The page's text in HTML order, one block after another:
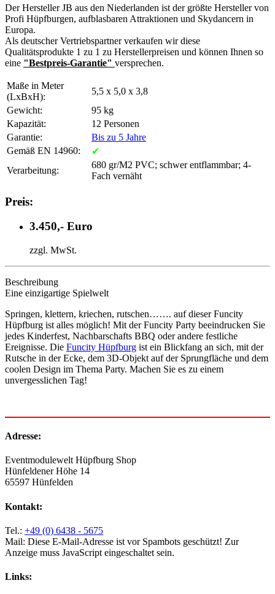
Der Hersteller JB aus den Niederlanden ist der größte Hersteller von
Profi Hüpfburgen, aufblasbaren Attraktionen und Skydancern in
Europa.
Als deutscher Vertriebspartner verkaufen wir diese
Qualitätsprodukte 1 zu 1 zu Herstellerpreisen und können Ihnen so
eine "Bestpreis-Garantie" versprechen.
Maße in Meter
(LxBxH):
5,5 x 5,0 x 3,8
Gewicht:
95 kg
Kapazität:
12 Personen
Garantie:
Bis zu 5 Jahre
Gemäß EN 14960:
✔
Verarbeitung:
680 gr/M2 PVC; schwer entflammbar; 4-
Fach vernäht
Preis:
3.450,- Euro
zzgl. MwSt.
Beschreibung
Eine einzigartige Spielwelt
Springen, klettern, kriechen, rutschen……. auf dieser Funcity
Hüpfburg ist alles möglich! Mit der Funcity Party beeindrucken Sie
jedes Kinderfest, Nachbarschafts BBQ oder andere festliche
Ereignisse. Die Funcity Hüpfburg ist ein Blickfang an sich, mit der
Rutsche in der Ecke, dem 3D-Objekt auf der Sprungfläche und dem
coolen Design im Thema Party. Machen Sie es zu einem
unvergesslichen Tag!
Adresse:
Eventmodulewelt Hüpfburg Shop
Hünfeldener Höhe 14
65597 Hünfelden
Kontakt:
Tel.: +49 (0) 6438 - 5675
Mail: Diese E-Mail-Adresse ist vor Spambots geschützt! Zur
Anzeige muss JavaScript eingeschaltet sein.
Links: